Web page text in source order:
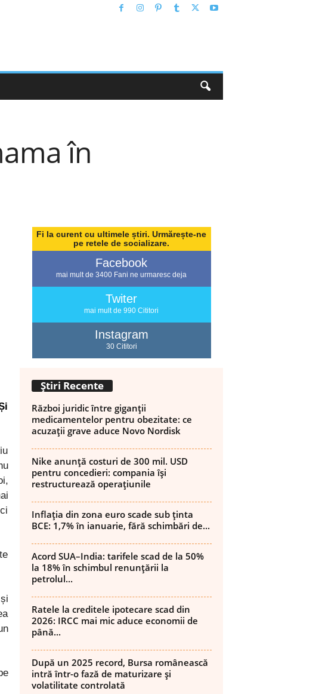
în
Fi la curent cu ultimele știri. Urmărește-ne
pe retele de socializare.
Facebook
mai mult de 3400 Fani ne urmaresc deja
Twiter
mai mult de 990 Cititori
Instagram
30 Cititori
Știri Recente
Război juridic între giganții
medicamentelor pentru obezitate: ce
acuzații grave aduce Novo Nordisk
Nike anunță costuri de 300 mil. USD
pentru concedieri: compania își
restructurează operațiunile
Inflația din zona euro scade sub ținta
BCE: 1,7% în ianuarie, fără schimbări de...
Acord SUA–India: tarifele scad de la 50%
la 18% în schimbul renunțării la
petrolul...
Ratele la creditele ipotecare scad din
2026: IRCC mai mic aduce economii de
până...
După un 2025 record, Bursa românească
intră într-o fază de maturizare și
volatilitate controlată